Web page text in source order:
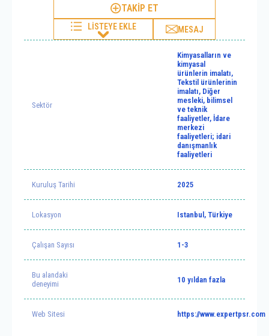
TAKİP ET
LİSTEYE EKLE MESAJ
Sektör
Kimyasalların ve
kimyasal
ürünlerin imalatı,
Tekstil ürünlerinin
imalatı, Diğer
mesleki, bilimsel
ve teknik
faaliyetler, İdare
merkezi
faaliyetleri; idari
danışmanlık
faaliyetleri
Kuruluş Tarihi 2025
Lokasyon Istanbul, Türkiye
Çalışan Sayısı 1-3
Bu alandaki
deneyimi
10 yıldan fazla
Web Sitesi https://www.expertpsr.com